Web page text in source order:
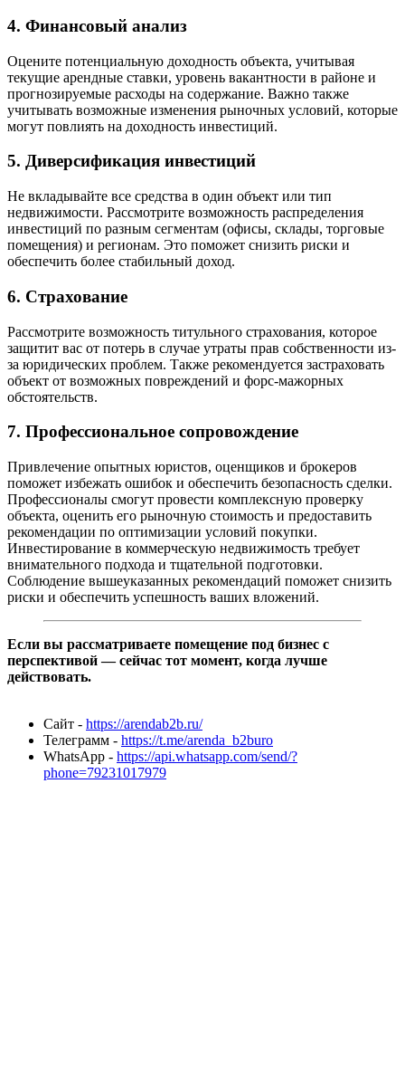
4. Финансовый анализ
Оцените потенциальную доходность объекта, учитывая
текущие арендные ставки, уровень вакантности в районе и
прогнозируемые расходы на содержание. Важно также
учитывать возможные изменения рыночных условий, которые
могут повлиять на доходность инвестиций. ​
5. Диверсификация инвестиций
Не вкладывайте все средства в один объект или тип
недвижимости. Рассмотрите возможность распределения
инвестиций по разным сегментам (офисы, склады, торговые
помещения) и регионам. Это поможет снизить риски и
обеспечить более стабильный доход. ​
6. Страхование
Рассмотрите возможность титульного страхования, которое
защитит вас от потерь в случае утраты прав собственности из-
за юридических проблем. Также рекомендуется застраховать
объект от возможных повреждений и форс-мажорных
обстоятельств. ​
7. Профессиональное сопровождение
Привлечение опытных юристов, оценщиков и брокеров
поможет избежать ошибок и обеспечить безопасность сделки.
Профессионалы смогут провести комплексную проверку
объекта, оценить его рыночную стоимость и предоставить
рекомендации по оптимизации условий покупки. ​
Инвестирование в коммерческую недвижимость требует
внимательного подхода и тщательной подготовки.
Соблюдение вышеуказанных рекомендаций поможет снизить
риски и обеспечить успешность ваших вложений.
Если вы рассматриваете помещение под бизнес с
перспективой — сейчас тот момент, когда лучше
действовать.
Сайт - https://arendab2b.ru/
Телеграмм - https://t.me/arenda_b2buro
WhatsApp - https://api.whatsapp.com/send/?
phone=79231017979